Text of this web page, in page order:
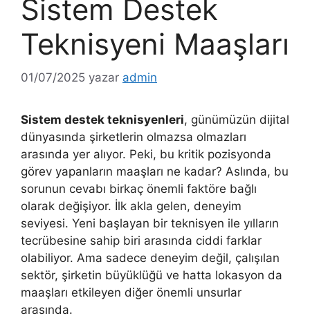
Sistem Destek
Teknisyeni Maaşları
01/07/2025 yazar admin
Sistem destek teknisyenleri, günümüzün dijital
dünyasında şirketlerin olmazsa olmazları
arasında yer alıyor. Peki, bu kritik pozisyonda
görev yapanların maaşları ne kadar? Aslında, bu
sorunun cevabı birkaç önemli faktöre bağlı
olarak değişiyor. İlk akla gelen, deneyim
seviyesi. Yeni başlayan bir teknisyen ile yılların
tecrübesine sahip biri arasında ciddi farklar
olabiliyor. Ama sadece deneyim değil, çalışılan
sektör, şirketin büyüklüğü ve hatta lokasyon da
maaşları etkileyen diğer önemli unsurlar
arasında.